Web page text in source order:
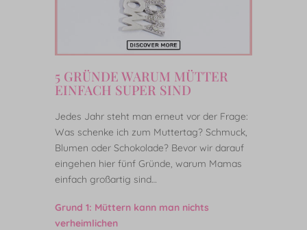
5 GRÜNDE WARUM MÜTTER
EINFACH SUPER SIND
Jedes Jahr steht man erneut vor der Frage:
Was schenke ich zum Muttertag? Schmuck,
Blumen oder Schokolade? Bevor wir darauf
eingehen hier fünf Gründe, warum Mamas
einfach großartig sind…
Grund 1: Müttern kann man nichts
verheimlichen